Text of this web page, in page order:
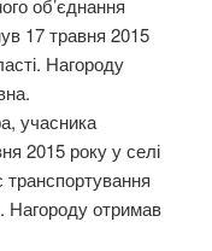
об’єднання
17 травня 2015
Нагороду
учасника
2015 року у селі
транспортування
Нагороду отримав